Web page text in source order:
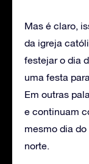
Mas é claro,
da igreja
festejar o dia
uma festa
Em outras
e continuam
mesmo dia
norte.